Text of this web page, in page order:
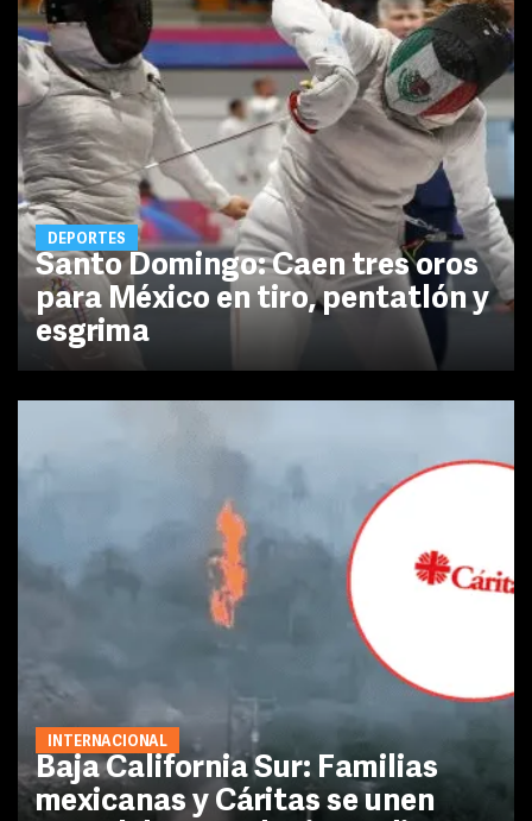
DEPORTES
Santo Domingo: Caen tres oros
para México en tiro, pentatlón y
esgrima
INTERNACIONAL
Baja California Sur: Familias
mexicanas y Cáritas se unen